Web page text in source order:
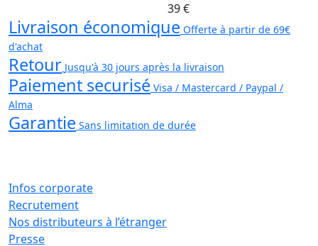
39 €
Livraison économique Offerte à partir de 69€
d'achat
Retour Jusqu'à 30 jours après la livraison
Paiement securisé Visa / Mastercard / Paypal /
Alma
Garantie Sans limitation de durée
Infos corporate
Recrutement
Nos distributeurs à l’étranger
Presse